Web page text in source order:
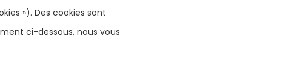
»). Des cookies sont
ci-dessous, nous vous